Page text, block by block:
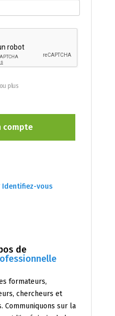
de
formateurs,
chercheurs et
Communiquons sur la
plus
Identifiez-vous